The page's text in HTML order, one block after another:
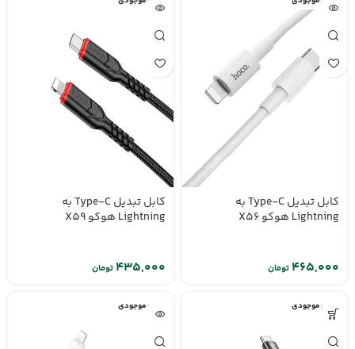
کابل تبدیل Type-C به
Lightning هوکو X56
تومان
کابل تبدیل Type-C به
Lightning هوکو X59
تومان
اتمام موجودی اتمام موجودی